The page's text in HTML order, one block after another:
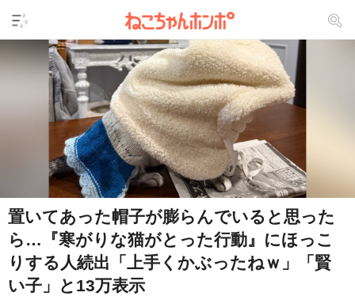
置いてあった帽子が膨らんでいると思った
ら…『寒がりな猫がとった行動』にほっこ
りする人続出「上手くかぶったねｗ」「賢
い子」と13万表示